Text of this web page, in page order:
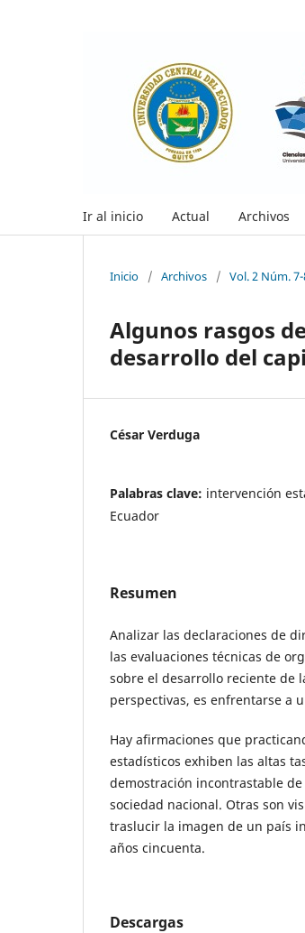
Ir al inicio Actual Archivos
Inicio / Archivos / Vol. 2 Núm.
Algunos rasgos
desarrollo del
César Verduga
Palabras clave: intervención
Ecuador
Resumen
Analizar las declaraciones de
las evaluaciones técnicas de
sobre el desarrollo reciente de
perspectivas, es enfrentarse a
Hay afirmaciones que
estadísticos exhiben las altas
demostración incontrastable
sociedad nacional. Otras son
traslucir la imagen de un país
años cincuenta.
Descargas